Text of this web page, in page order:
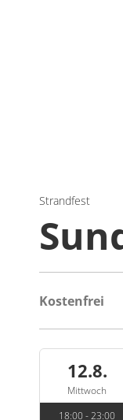
Strandfest
Kostenfrei
12.8.
Mittwoch
18:00 - 23:00